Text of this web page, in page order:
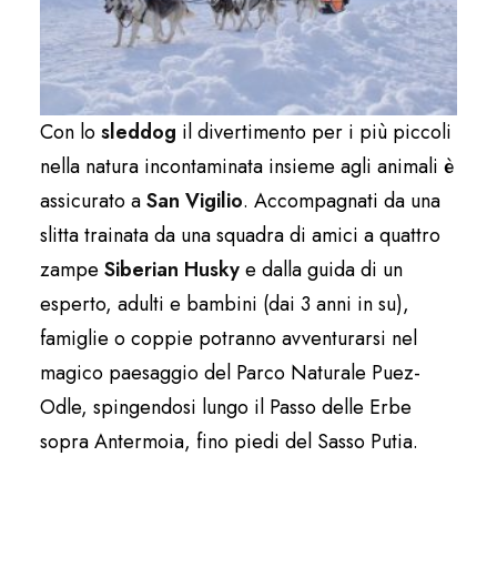
Con losleddog il divertimento per i più piccoli
nella natura incontaminata insieme agli animali è
assicurato aSan Vigilio. Accompagnati da una
slitta trainata da una squadra di amici a quattro
zampe Siberian Huskye dalla guida di un
esperto, adulti e bambini (dai 3 anni in su),
famiglie o coppie potranno avventurarsi nel
magico paesaggio del Parco Naturale Puez-
Odle, spingendosi lungo il Passo delle Erbe
sopra Antermoia, fino piedi del Sasso Putia.